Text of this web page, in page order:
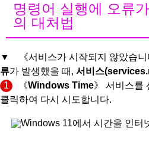
명령어 실행에 오류
의 대처법
▼ 《서비스가 시작되지 않았습니
류가 발생했을 때, 서비스
1
《Windows Time》 서비스를
클릭하여 다시 시도합니다.